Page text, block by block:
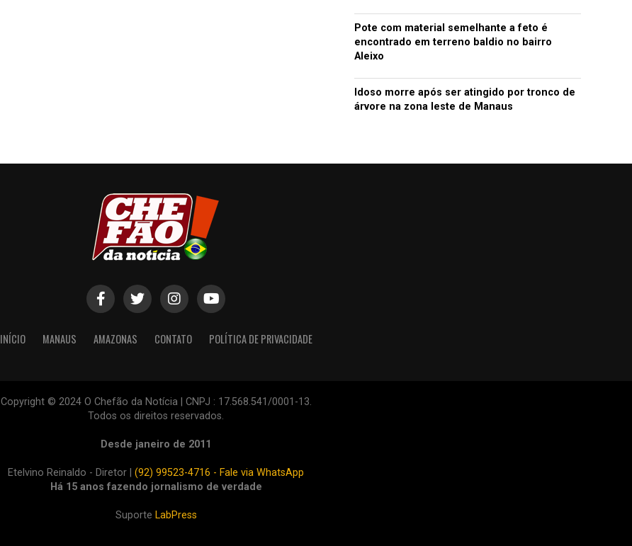
Pote com material semelhante a feto é
encontrado em terreno baldio no bairro
Aleixo
Idoso morre após ser atingido por tronco de
árvore na zona leste de Manaus
INÍCIO MANAUS AMAZONAS CONTATO POLÍTICA DE PRIVACIDADE
Copyright © 2024 O Chefão da Notícia | CNPJ : 17.568.541/0001-13.
Todos os direitos reservados.
Desde janeiro de 2011
Etelvino Reinaldo - Diretor | (92) 99523-4716 - Fale via WhatsApp
Há 15 anos fazendo jornalismo de verdade
Suporte LabPress